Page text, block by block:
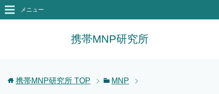
携帯MNP研究所
メニュー
携帯MNP研究所 TOP MNP